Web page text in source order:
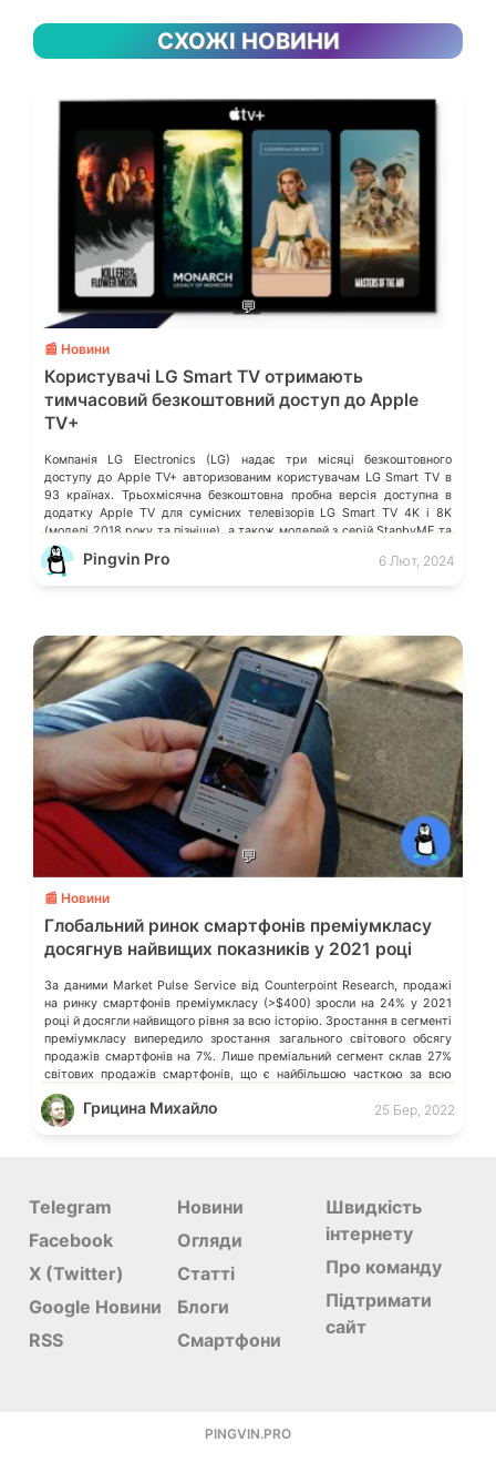
СХОЖІ НОВИНИ
💬
📰 Новини
Користувачі LG Smart TV отримають
тимчасовий безкоштовний доступ до Apple
TV+
Компанія LG Electronics (LG) надає три місяці безкоштовного
доступу до Apple TV+ авторизованим користувачам LG Smart TV в
93 країнах. Трьохмісячна безкоштовна пробна версія доступна в
додатку Apple TV для сумісних телевізорів LG Smart TV 4K і 8K
(моделі 2018 року та пізніше), а також моделей з серій StanbyME та
StanbyME Go. Тимчасова пропозиція діятиме […]
Pingvin Pro 6 Лют, 2024
💬
📰 Новини
Глобальний ринок смартфонів преміумкласу
досягнув найвищих показників у 2021 році
За даними Market Pulse Service від Counterpoint Research, продажі
на ринку смартфонів преміумкласу (>$400) зросли на 24% у 2021
році й досягли найвищого рівня за всю історію. Зростання в сегменті
преміумкласу випередило зростання загального світового обсягу
продажів смартфонів на 7%. Лише преміальний сегмент склав 27%
світових продажів смартфонів, що є найбільшою часткою за всю
історію. […]
Грицина Михайло 25 Бер, 2022
Telegram
Facebook
X (Twitter)
Google Новини
RSS
Новини
Огляди
Статті
Блоги
Смартфони
Швидкість
інтернету
Про команду
Підтримати
сайт
PINGVIN.PRO